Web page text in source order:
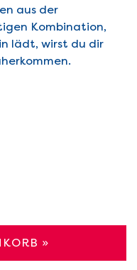
aus der
Kombination,
lädt, wirst du dir
»